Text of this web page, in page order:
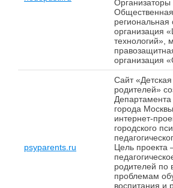
Организаторы
организация
технологий»,
организация
psyparents.ru
Сайт
родителей»
Департамента
города
интернет-
городского
Цель проекта
родителей по
проблемам
воспитания и